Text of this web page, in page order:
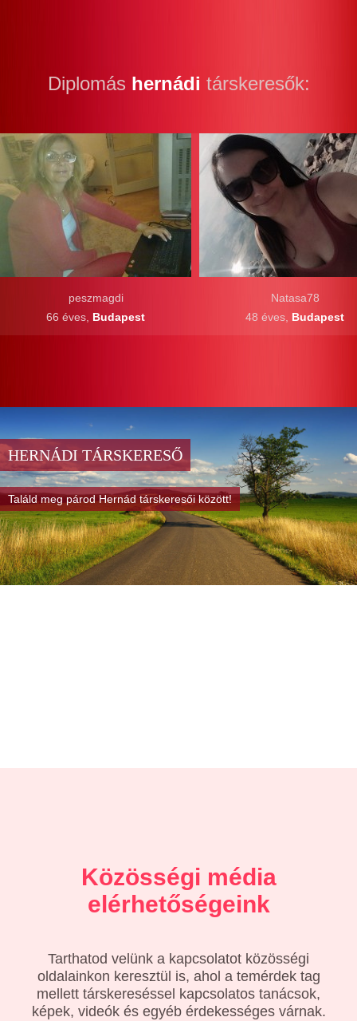
Diplomás hernádi társkeresők:
peszmagdi
66 éves, Budapest
Natasa78
48 éves, Budapest
HERNÁDI TÁRSKERESŐ
Találd meg párod Hernád társkeresői között!
Közösségi média
elérhetőségeink
Tarthatod velünk a kapcsolatot közösségi
oldalainkon keresztül is, ahol a temérdek tag
mellett társkereséssel kapcsolatos tanácsok,
képek, videók és egyéb érdekességes várnak.